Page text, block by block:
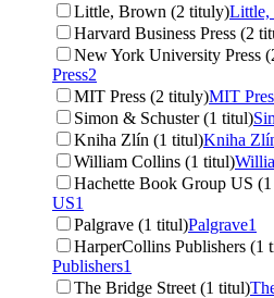
Little, Brown (2 tituly)Little,
Harvard Business Press (2
New York University Press
Press2
MIT Press (2 tituly)MIT
Simon & Schuster (1 titul)
Kniha Zlín (1 titul)Kniha
William Collins (1 titul)
Hachette Book Group US
US1
Palgrave (1 titul)Palgrave1
HarperCollins Publishers (1
Publishers1
The Bridge Street (1 titul)